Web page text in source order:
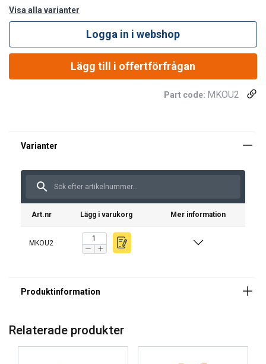
Visa alla varianter
Logga in i webshop
Lägg till i offertförfrågan
Part code: MKOU2
Art.nr Lägg i varukorg Mer information
MKOU2
Märkning:
Varning:
Säkerhetsfaktor:
Klass:
Relaterade produkter